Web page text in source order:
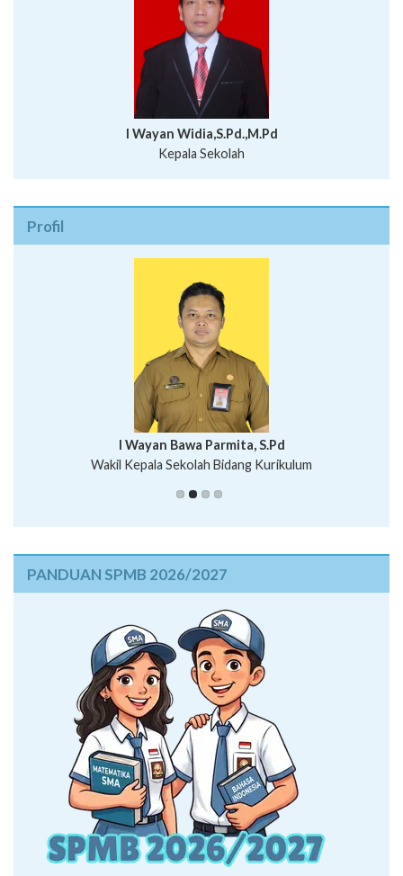
I Wayan Widia,S.Pd.,M.Pd
Kepala Sekolah
Profil
Putu Suhartana, S.Pd.
I Wayan Bawa Parmita, S.Pd
Wakil Kepala Sekolah Bidang Kurikulum
I Wayan Gede Aditya Pratita, S.Pd., M.Sn
Ni Wayan Nopi Sutantri, S.Pd.
PANDUAN SPMB 2026/2027